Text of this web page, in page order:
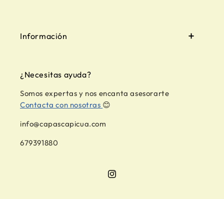
Información
¿Necesitas ayuda?
Somos expertas y nos encanta asesorarte
Contacta con nosotras 😊
info@capascapicua.com
679391880
Instagram